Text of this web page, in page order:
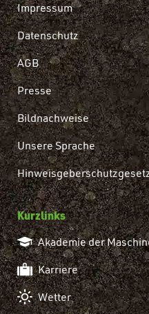
Impressum
Datenschutz
AGB
Presse
Bildnachweise
Unsere Sprache
Kurzlinks
Akademie der
Karriere
Wetter